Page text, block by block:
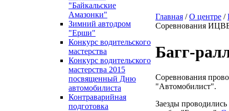
"Байкальские
Амазонки"
Зимний автодром
"Ерши"
Конкурс водительского
мастерства
Конкурс водительского
мастерства 2015
посвященный Дню
автомобилиста
Контраварийная
подготовка
Главная /О центре /
Соревнования
Багг-
Соревнования
"Автомобилист".
Заезды